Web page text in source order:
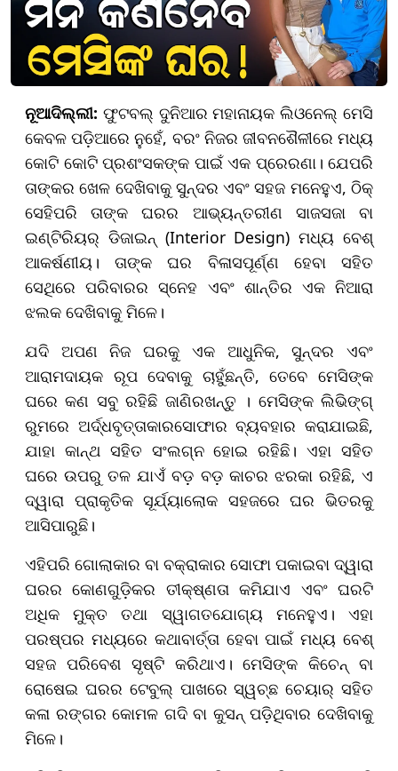
ନୂଆଦିଲ୍ଲୀ: ଫୁଟବଲ୍ ଦୁନିଆର ମହାନାୟକ ଲିଓନେଲ୍ ମେସି
କେବଳ ପଡ଼ିଆରେ ନୁହେଁ, ବରଂ ନିଜର ଜୀବନଶୈଳୀରେ ମଧ୍ୟ
କୋଟି କୋଟି ପ୍ରଶଂସକଙ୍କ ପାଇଁ ଏକ ପ୍ରେରଣା। ଯେପରି
ତାଙ୍କର ଖେଳ ଦେଖିବାକୁ ସୁନ୍ଦର ଏବଂ ସହଜ ମନେହୁଏ, ଠିକ୍
ସେହିପରି ତାଙ୍କ ଘରର ଆଭ୍ୟନ୍ତରୀଣ ସାଜସଜା ବା
ଇଣ୍ଟିରିୟର୍ ଡିଜାଇନ୍ (Interior Design) ମଧ୍ୟ ବେଶ୍
ଆକର୍ଷଣୀୟ। ତାଙ୍କ ଘର ବିଳାସପୂର୍ଣ୍ଣ ହେବା ସହିତ
ସେଥିରେ ପରିବାରର ସ୍ନେହ ଏବଂ ଶାନ୍ତିର ଏକ ନିଆରା
ଝଲକ ଦେଖିବାକୁ ମିଳେ।
ଯଦି ଅପଣ ନିଜ ଘରକୁ ଏକ ଆଧୁନିକ, ସୁନ୍ଦର ଏବଂ
ଆରାମଦାୟକ ରୂପ ଦେବାକୁ ଚାହୁଁଛନ୍ତି, ତେବେ ମେସିଙ୍କ
ଘରେ କଣ ସବୁ ରହିଛି ଜାଣିରଖନ୍ତୁ । ମେସିଙ୍କ ଲିଭିଙ୍ଗ୍
ରୁମରେ ଅର୍ଦ୍ଧବୃତ୍ତାକାରସୋଫାର ବ୍ୟବହାର କରାଯାଇଛି,
ଯାହା କାନ୍ଥ ସହିତ ସଂଲଗ୍ନ ହୋଇ ରହିଛି। ଏହା ସହିତ
ଘରେ ଉପରୁ ତଳ ଯାଏଁ ବଡ଼ ବଡ଼ କାଚର ଝରକା ରହିଛି, ଏ
ଦ୍ୱାରା ପ୍ରାକୃତିକ ସୂର୍ଯ୍ୟାଲୋକ ସହଜରେ ଘର ଭିତରକୁ
ଆସିପାରୁଛି।
ଏହିପରି ଗୋଲାକାର ବା ବକ୍ରାକାର ସୋଫା ପକାଇବା ଦ୍ୱାରା
ଘରର କୋଣଗୁଡ଼ିକର ତୀକ୍ଷ୍ଣତା କମିଯାଏ ଏବଂ ଘରଟି
ଅଧିକ ମୁକ୍ତ ତଥା ସ୍ୱାଗତଯୋଗ୍ୟ ମନେହୁଏ। ଏହା
ପରଷ୍ପର ମଧ୍ୟରେ କଥାବାର୍ତ୍ତା ହେବା ପାଇଁ ମଧ୍ୟ ବେଶ୍
ସହଜ ପରିବେଶ ସୃଷ୍ଟି କରିଥାଏ। ମେସିଙ୍କ କିଚେନ୍ ବା
ରୋଷେଇ ଘରର ଟେବୁଲ୍ ପାଖରେ ସ୍ୱଚ୍ଛ ଚେୟାର୍ ସହିତ
କଳା ରଙ୍ଗର କୋମଳ ଗଦି ବା କୁସନ୍ ପଡ଼ିଥିବାର ଦେଖିବାକୁ
ମିଳେ।